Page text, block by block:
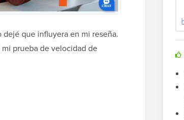
que influyera en mi reseña.
prueba de velocidad de